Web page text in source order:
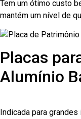
Tem um ótimo custo
mantém um nível de
Placas
Alumínio
Indicada para